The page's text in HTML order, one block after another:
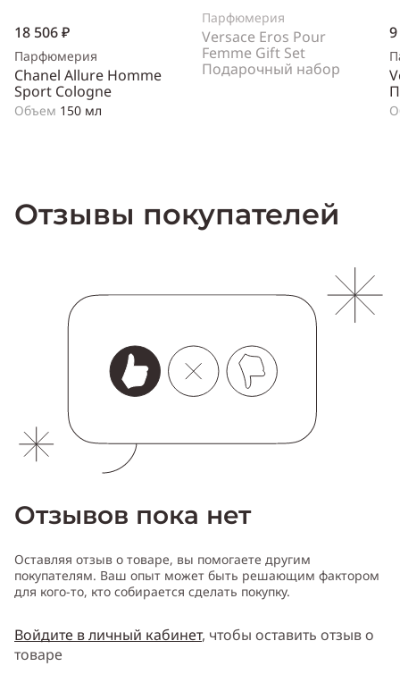
18 506 ₽
Парфюмерия
Chanel Allure Homme
Sport Cologne
Объем 150 мл
Парфюмерия
Versace Eros Pour
Femme Gift Set
Подарочный набор
Отзывы покупателей
Отзывов пока нет
Оставляя отзыв о товаре, вы помогаете другим
покупателям. Ваш опыт может быть решающим фактором
для кого-то, кто собирается сделать покупку.
Войдите в личный кабинет, чтобы оставить отзыв о
товаре